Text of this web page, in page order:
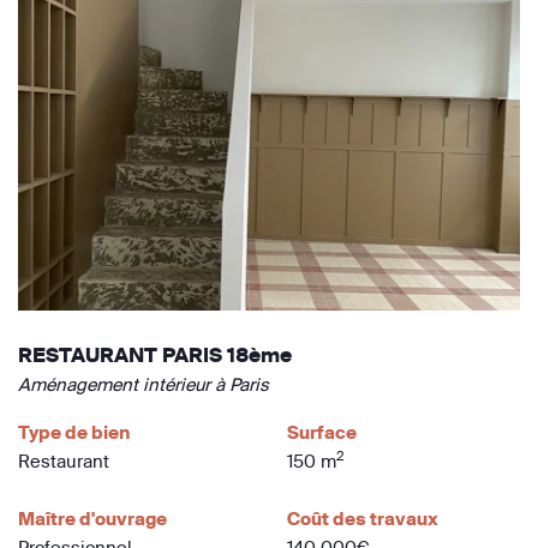
RESTAURANT PARIS 18ème
Aménagement intérieur à Paris
Type de bien
Restaurant
Surface
150 m2
Maître d'ouvrage
Coût des travaux